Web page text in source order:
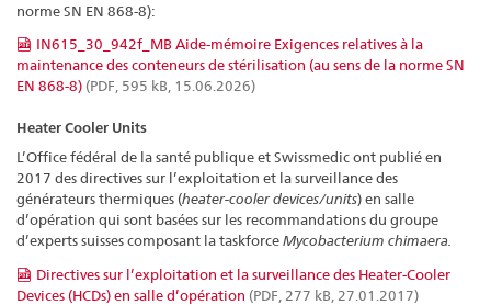
norme SN EN 868-8):
IN615_30_942f_MB Aide-mémoire Exigences relatives à la
maintenance des conteneurs de stérilisation (au sens de la norme SN
EN 868-8) (PDF, 595 kB, 15.06.2026)
Heater Cooler Units
L’Office fédéral de la santé publique et Swissmedic ont publié en
2017 des directives sur l’exploitation et la surveillance des
générateurs thermiques (heater-cooler devices/units) en salle
d’opération qui sont basées sur les recommandations du groupe
d’experts suisses composant la taskforceMycobacterium chimaera.
Directives sur l’exploitation et la surveillance des Heater-Cooler
Devices (HCDs) en salle d’opération (PDF, 277 kB, 27.01.2017)